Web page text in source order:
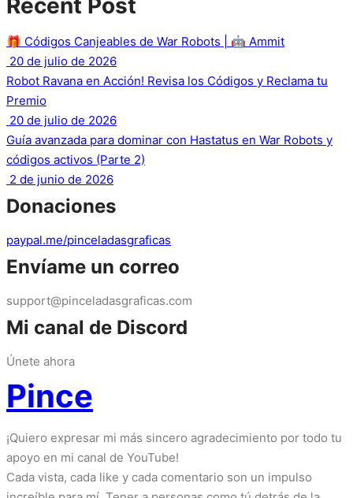
Recent Post
🎁 Códigos Canjeables de War Robots | 🤖 Ammit
20 de julio de 2026
Robot Ravana en Acción! Revisa los Códigos y Reclama tu
Premio
20 de julio de 2026
Guía avanzada para dominar con Hastatus en War Robots y
códigos activos (Parte 2)
2 de junio de 2026
Donaciones
paypal.me/pinceladasgraficas
Envíame un correo
support@pinceladasgraficas.com
Mi canal de Discord
Únete ahora
Pince
¡Quiero expresar mi más sincero agradecimiento por todo tu
apoyo en mi canal de YouTube!
Cada vista, cada like y cada comentario son un impulso